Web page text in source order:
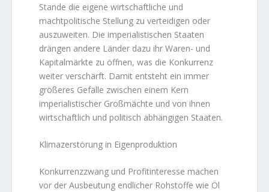
Stande die eigene wirtschaftliche und
machtpolitische Stellung zu verteidigen oder
auszuweiten. Die imperialistischen Staaten
drängen andere Länder dazu ihr Waren- und
Kapitalmärkte zu öffnen, was die Konkurrenz
weiter verschärft. Damit entsteht ein immer
größeres Gefälle zwischen einem Kern
imperialistischer Großmächte und von ihnen
wirtschaftlich und politisch abhängigen Staaten.
Klimazerstörung in Eigenproduktion
Konkurrenzzwang und Profitinteresse machen
vor der Ausbeutung endlicher Rohstoffe wie Öl